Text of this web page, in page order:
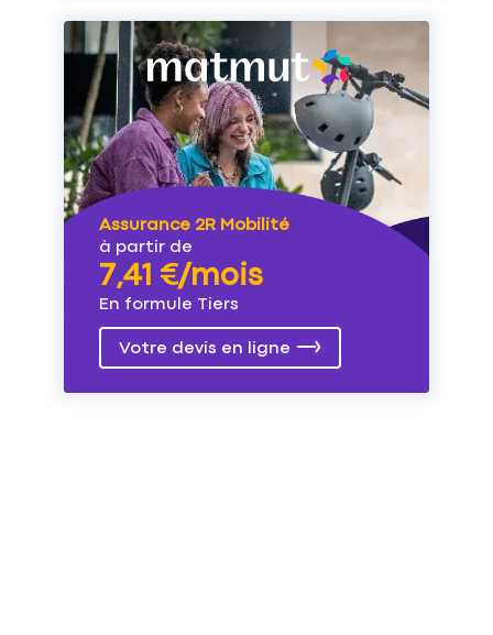
Assurance 2R Mobilité
à partir de
7,41 €/mois
En formule Tiers
Votre devis en ligne